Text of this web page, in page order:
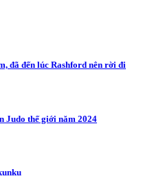
đã đến lúc Rashford nên rời đi
Judo thế giới năm 2024